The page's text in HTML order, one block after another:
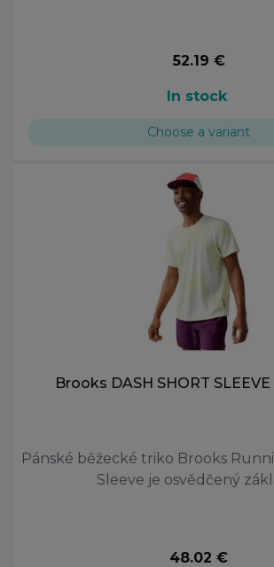
52.19 €
In stock
Choose a variant
Brooks DASH SHORT
Pánské běžecké triko Brooks
Sleeve je osvědčený
48.02 €